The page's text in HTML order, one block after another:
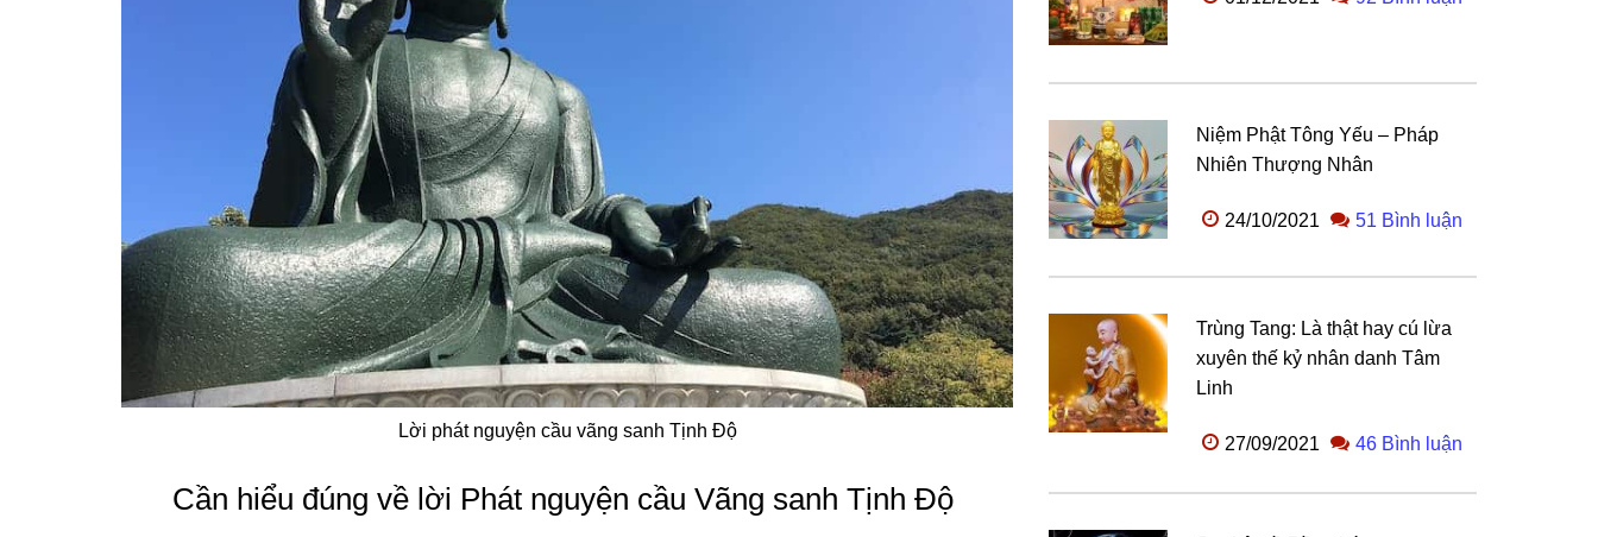
Lời phát nguyện cầu vãng sanh Tịnh Độ
Cần hiểu đúng về lời Phát nguyện cầu Vãng sanh Tịnh Độ
Niệm Phật Tông Yếu – Pháp
Nhiên Thượng Nhân
24/10/2021 51 Bình luận
Trùng Tang: Là thật hay cú lừa
xuyên thế kỷ nhân danh Tâm
Linh
27/09/2021 46 Bình luận